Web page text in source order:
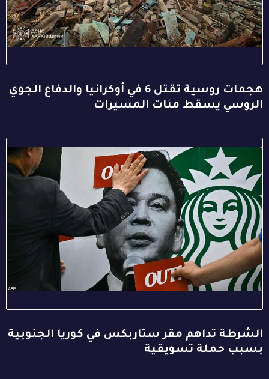
هجمات روسية تقتل 6 في أوكرانيا والدفاع الجوي
الروسي يسقط مئات المسيرات
الشرطة تداهم مقر ستاربكس في كوريا الجنوبية
بسبب حملة تسويقية